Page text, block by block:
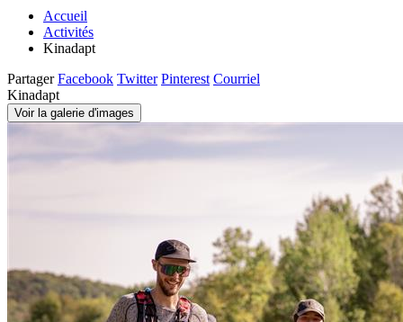
Accueil
Activités
Kinadapt
Partager Facebook Twitter Pinterest Courriel
Kinadapt
Voir la galerie d'images